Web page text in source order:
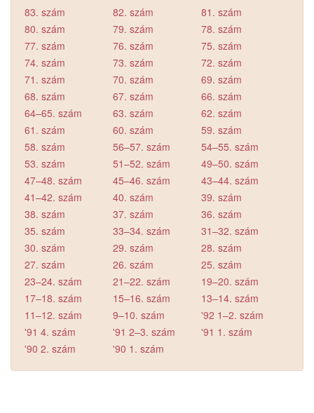
83. szám
82. szám
81. szám
80. szám
79. szám
78. szám
77. szám
76. szám
75. szám
74. szám
73. szám
72. szám
71. szám
70. szám
69. szám
68. szám
67. szám
66. szám
64–65. szám
63. szám
62. szám
61. szám
60. szám
59. szám
58. szám
56–57. szám
54–55. szám
53. szám
51–52. szám
49–50. szám
47–48. szám
45–46. szám
43–44. szám
41–42. szám
40. szám
39. szám
38. szám
37. szám
36. szám
35. szám
33–34. szám
31–32. szám
30. szám
29. szám
28. szám
27. szám
26. szám
25. szám
23–24. szám
21–22. szám
19–20. szám
17–18. szám
15–16. szám
13–14. szám
11–12. szám
9–10. szám
'92 1–2. szám
'91 4. szám
'91 2–3. szám
'91 1. szám
'90 2. szám
'90 1. szám